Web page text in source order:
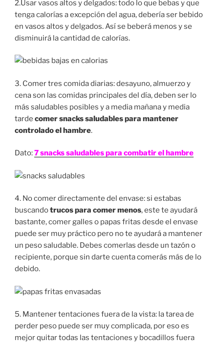
2.Usar vasos altos y delgados: todo lo que bebas y que
tenga calorías a excepción del agua, debería ser bebido
en vasos altos y delgados. Así se beberá menos y se
disminuirá la cantidad de calorías.
3. Comer tres comida diarias: desayuno, almuerzo y
cena son las comidas principales del día, deben ser lo
más saludables posibles y a media mañana y media
tarde comer snacks saludables para mantener
controlado el hambre.
Dato:7 snacks saludables para combatir el hambre
4. No comer directamente del envase: si estabas
buscandotrucos para comer menos, este te ayudará
bastante, comer galles o papas fritas desde el envase
puede ser muy práctico pero no te ayudará a mantener
un peso saludable. Debes comerlas desde un tazón o
recipiente, porque sin darte cuenta comerás más de lo
debido.
5. Mantener tentaciones fuera de la vista: la tarea de
perder peso puede ser muy complicada, por eso es
mejor quitar todas las tentaciones y bocadillos fuera